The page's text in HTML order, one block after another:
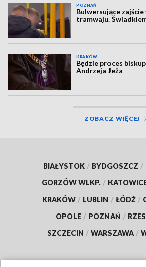
POZNAŃ
Bulwersujące
tramwaju.
KRAKÓW
Będzie proces
Andrzeja Jeża
ZOBACZ WIĘCEJ
BIAŁYSTOK / BYDGOSZCZ /
GORZÓW WLKP. /
KRAKÓW / LUBLIN / ŁÓDŹ /
OPOLE / POZNAŃ /
SZCZECIN / WARSZAWA /